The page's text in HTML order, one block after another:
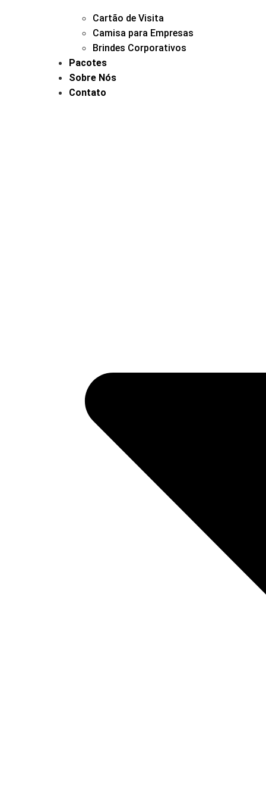
Cartão de Visita
Camisa para Empresas
Brindes Corporativos
Pacotes
Sobre Nós
Contato